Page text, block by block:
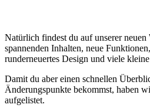
Natürlich findest du auf unserer neuen
spannenden Inhalten, neue
runderneuertes Design und viele
Damit du aber einen schnellen
Änderungspunkte bekommst, haben
aufgelistet.